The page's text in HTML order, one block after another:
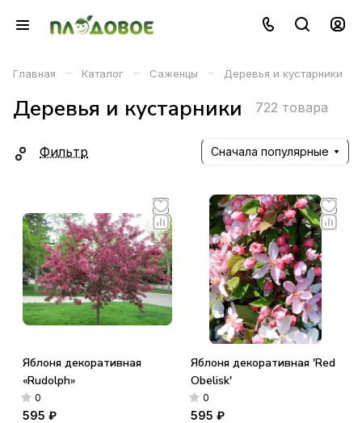
Главная – Каталог – Саженцы – Деревья и кустарники
Деревья и кустарники 722 товара
Фильтр Сначала популярные
Яблоня декоративная
«Rudolph»
0
595 ₽
Яблоня декоративная 'Red
Obelisk'
0
595 ₽